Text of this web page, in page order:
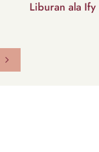
Liburan ala Ify